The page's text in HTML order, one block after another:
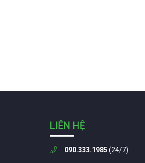
LIÊN HỆ
090.333.1985 (24/7)